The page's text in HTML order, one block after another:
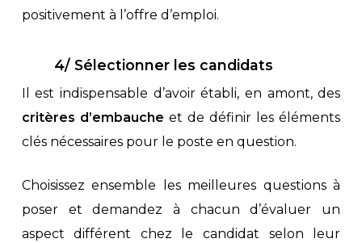
positivement à l’offre d’emploi.
4/ Sélectionner les candidats
Il est indispensable d’avoir établi, en amont, des
critères d’embauche et de définir les éléments
clés nécessaires pour le poste en question.
Choisissez ensemble les meilleures questions à
poser et demandez à chacun d’évaluer un
aspect différent chez le candidat selon leur